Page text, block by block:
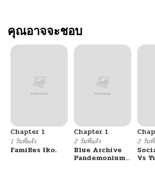
คุณอาจจะชอบ
Chapter 1
1 วันที่แล้ว
FamiRes Iko.
Chapter 1
2 วันที่แล้ว
Blue Archive
Pandemonium
2 วันที่
Vs